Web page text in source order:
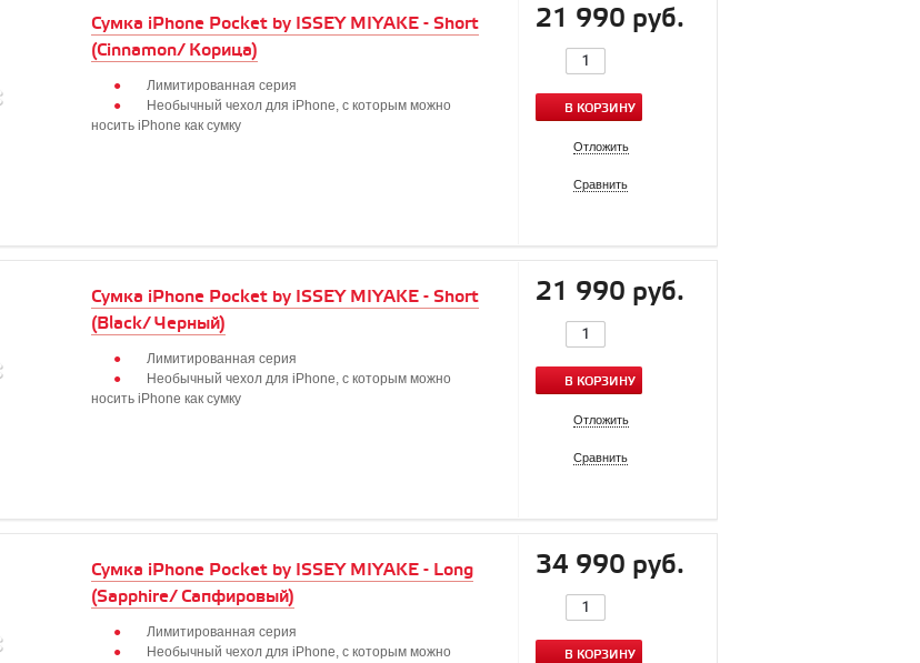
Сумка iPhone Pocket by ISSEY MIYAKE - Short
(Cinnamon/ Корица)
Лимитированная серия
Необычный чехол для iPhone, с которым можно
носить iPhone как сумку
21 990 руб.
В КОРЗИНУ
Отложить
Сравнить
Сумка iPhone Pocket by ISSEY MIYAKE - Short
(Black/ Черный)
Лимитированная серия
Необычный чехол для iPhone, с которым можно
носить iPhone как сумку
21 990 руб.
В КОРЗИНУ
Отложить
Сравнить
Сумка iPhone Pocket by ISSEY MIYAKE - Long
(Sapphire/ Сапфировый)
Лимитированная серия
Необычный чехол для iPhone, с которым можно
34 990 руб.
В КОРЗИНУ